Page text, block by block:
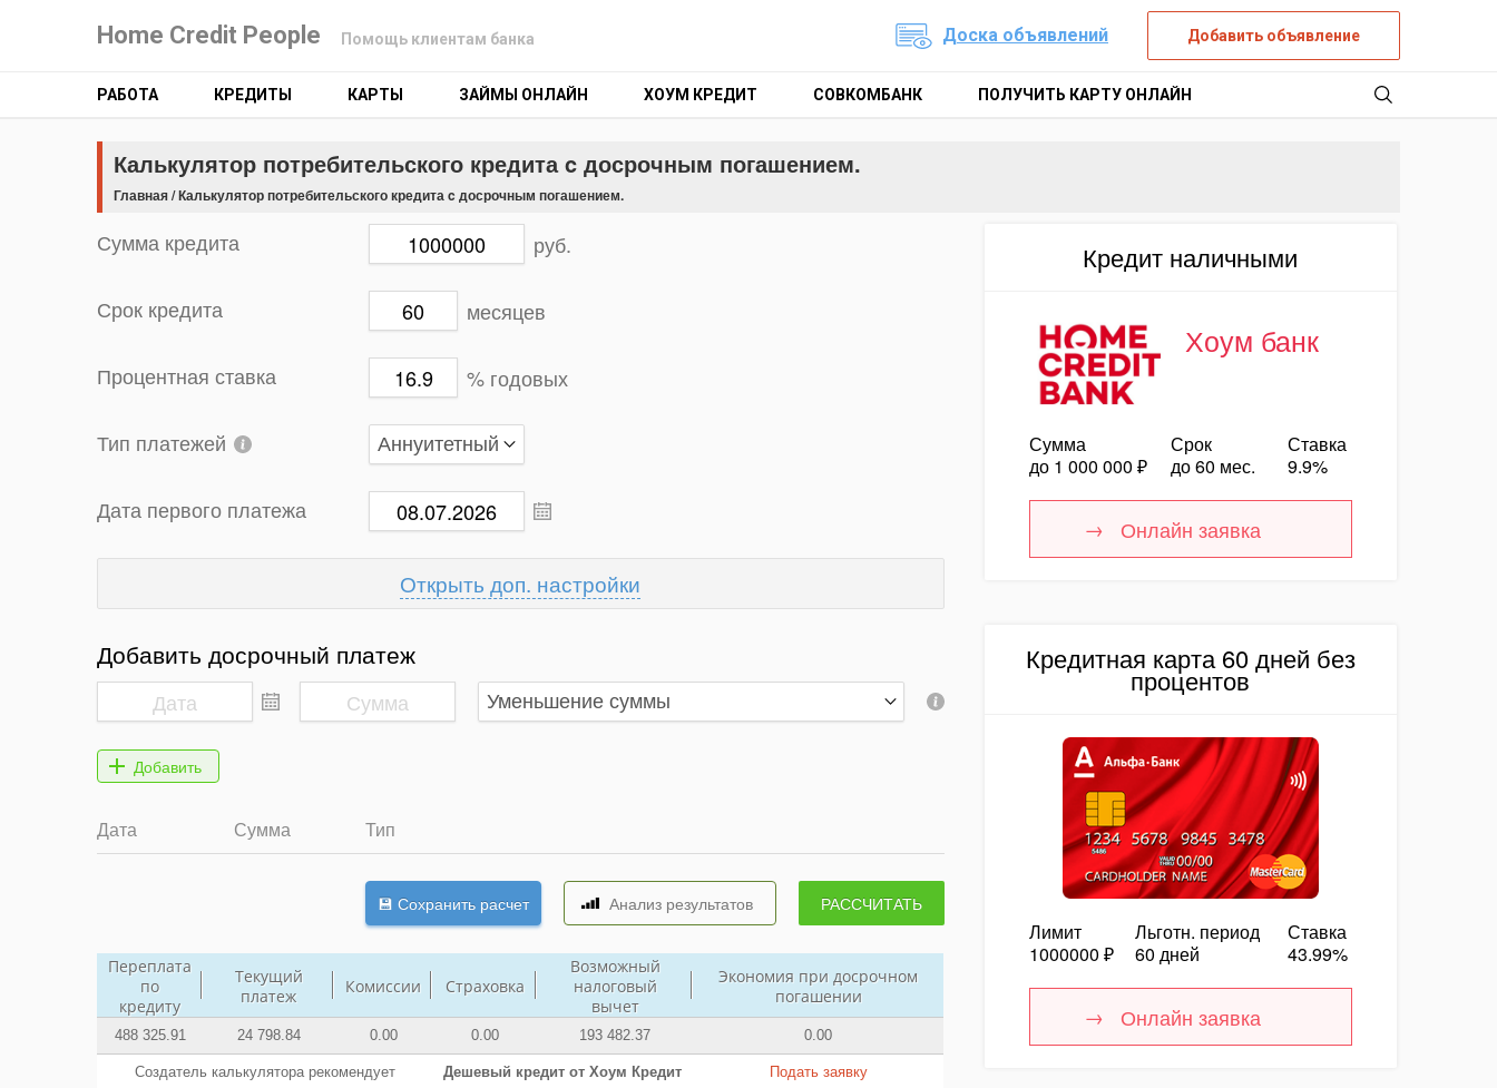
Home Credit People Помощь клиентам банка Доска объявлений Добавить объявление
РАБОТА КРЕДИТЫ КАРТЫ ЗАЙМЫ ОНЛАЙН ХОУМ КРЕДИТ СОВКОМБАНК ПОЛУЧИТЬ КАРТУ ОНЛАЙН
Калькулятор потребительского кредита c досрочным погашением.
Главная/Калькулятор потребительского кредита c досрочным погашением.
Сумма кредита руб.
Срок кредита месяцев
Процентная ставка % годовых
Тип платежей
Дата первого платежа
доп. настройки
Добавить досрочный платеж
Дата Сумма Тип
Переплата
по
кредиту
Текущий
платеж
Комиссии Страховка
Возможный
налоговый
вычет
Экономия при досрочном
погашении
488 325.91 24 798.84 0.00 0.00 193 482.37 0.00
Создатель калькулятора рекомендует Дешевый кредит от Хоум Кредит Подать заявку
Кредит наличными
Хоум банк
Сумма
до 1 000 000 ₽
Срок
до 60 мес.
Ставка
9.9%
Онлайн заявка
Кредитная карта 60 дней без
процентов
Лимит
1000000 ₽
Льготн. период
60 дней
Ставка
43.99%
Онлайн заявка